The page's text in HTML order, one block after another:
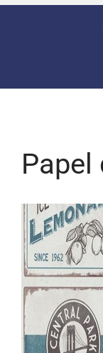
Papel